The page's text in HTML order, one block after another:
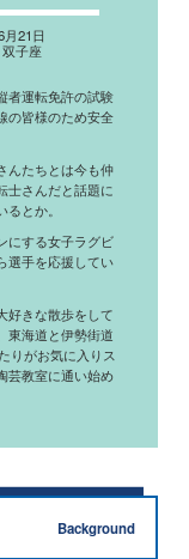
月21日
双子座
者運転免許の試験
の皆様のため安全
んたちとは今も仲
士さんだと話題に
とか。
にする女子ラグビ
選手を応援してい
好きな散歩をして
東海道と伊勢街道
りがお気に入りス
芸教室に通い始め
Background